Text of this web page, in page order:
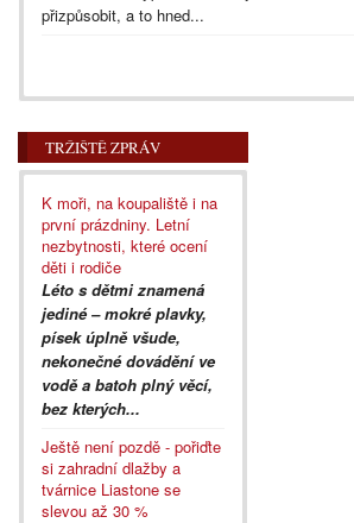
přizpůsobit, a to hned...
TRŽIŠTĚ ZPRÁV
K moři, na koupaliště i na
první prázdniny. Letní
nezbytnosti, které ocení
děti i rodiče
Léto s dětmi znamená
jediné – mokré plavky,
písek úplně všude,
nekonečné dovádění ve
vodě a batoh plný věcí,
bez kterých...
Ještě není pozdě - pořiďte
si zahradní dlažby a
tvárnice Liastone se
slevou až 30 %